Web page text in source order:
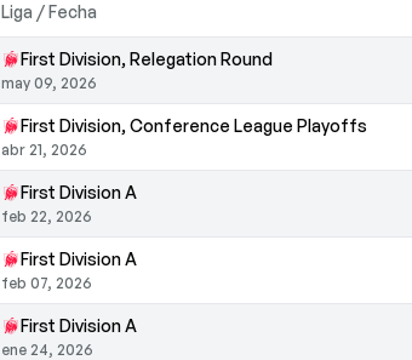
Liga / Fecha
First Division, Relegation Round
may 09, 2026
First Division, Conference League Playoffs
abr 21, 2026
First Division A
feb 22, 2026
First Division A
feb 07, 2026
First Division A
ene 24, 2026